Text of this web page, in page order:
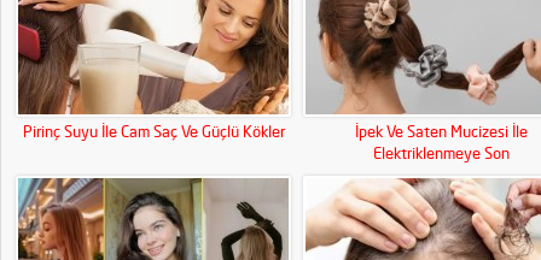
Pirinç Suyu İle Cam Saç Ve Güçlü Kökler
İpek Ve Saten Mucizesi İle
Elektriklenmeye Son